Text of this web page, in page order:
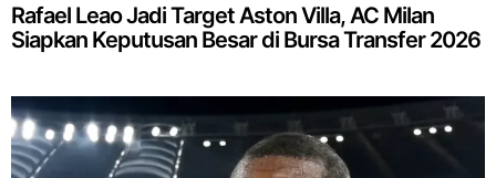
Rafael Leao Jadi Target Aston Villa, AC Milan
Siapkan Keputusan Besar di Bursa Transfer 2026